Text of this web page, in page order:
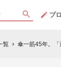
プ
覧 chevron_right 傘一筋45年。「